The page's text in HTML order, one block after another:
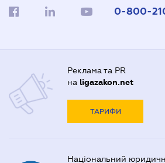
0-800-
Реклама та PR
на ligazakon.net
ТАРИФИ
Національний